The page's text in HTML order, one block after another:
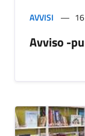
AVVISI
Avviso -